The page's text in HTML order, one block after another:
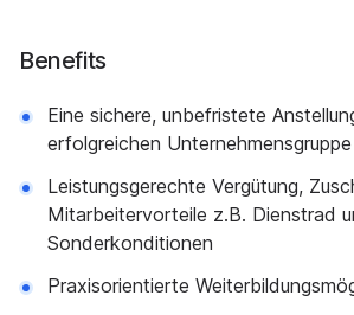
Benefits
Eine sichere, unbefristete
erfolgreichen Unternehmensgruppe
Leistungsgerechte Vergütung,
Mitarbeitervorteile z.B. Dienstrad
Sonderkonditionen
Praxisorientierte